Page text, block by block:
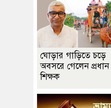
ঘোড়ার গাড়িতে চড়ে
অবসরে গেলেন প্রধান
শিক্ষক